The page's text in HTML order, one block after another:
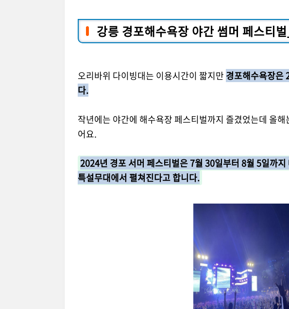
강릉 경포해수욕장 야간 썸머 페스티
오리바위 다이빙대는 이용시간이 짧지만 경포해수욕장은
다.
작년에는 야간에 해수욕장 페스티벌까지 즐겼었는데 올
어요.
2024년 경포 서머 페스티벌은 7월 30일부터 8월 5일까
특설무대에서 펼쳐진다고 합니다.